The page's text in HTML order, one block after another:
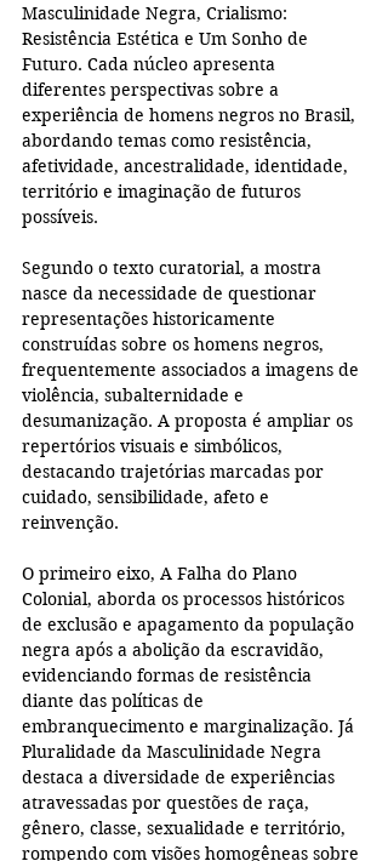
Masculinidade Negra, Crialismo:
Resistência Estética e Um Sonho de
Futuro. Cada núcleo apresenta
diferentes perspectivas sobre a
experiência de homens negros no Brasil,
abordando temas como resistência,
afetividade, ancestralidade, identidade,
território e imaginação de futuros
possíveis.
Segundo o texto curatorial, a mostra
nasce da necessidade de questionar
representações historicamente
construídas sobre os homens negros,
frequentemente associados a imagens de
violência, subalternidade e
desumanização. A proposta é ampliar os
repertórios visuais e simbólicos,
destacando trajetórias marcadas por
cuidado, sensibilidade, afeto e
reinvenção.
O primeiro eixo, A Falha do Plano
Colonial, aborda os processos históricos
de exclusão e apagamento da população
negra após a abolição da escravidão,
evidenciando formas de resistência
diante das políticas de
embranquecimento e marginalização. Já
Pluralidade da Masculinidade Negra
destaca a diversidade de experiências
atravessadas por questões de raça,
gênero, classe, sexualidade e território,
rompendo com visões homogêneas sobre